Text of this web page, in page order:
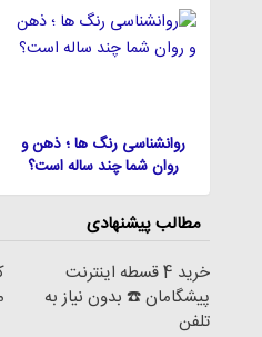
روانشناسی رنگ ها ؛ ذهن و
روان شما چند ساله است؟
مطالب پیشنهادی
خرید 4 قسطه اینترنت
پیشگامان ☎️ بدون نیاز به
تلفن